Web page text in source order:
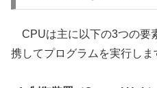
CPUは主に以下の3つの要
携してプログラムを実行しま